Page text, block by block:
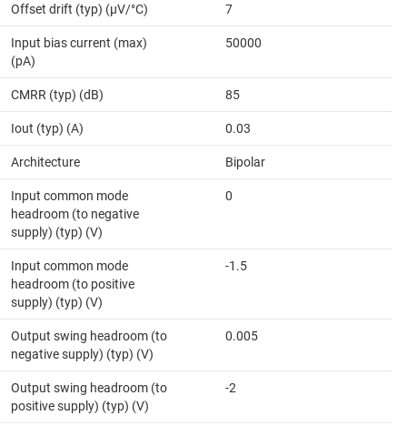
Offset drift (typ) (µV/°C) 7
Input bias current (max)
(pA)
50000
CMRR (typ) (dB) 85
Iout (typ) (A) 0.03
Architecture Bipolar
Input common mode
headroom (to negative
supply) (typ) (V)
0
Input common mode
headroom (to positive
supply) (typ) (V)
-1.5
Output swing headroom (to
negative supply) (typ) (V)
0.005
Output swing headroom (to
positive supply) (typ) (V)
-2